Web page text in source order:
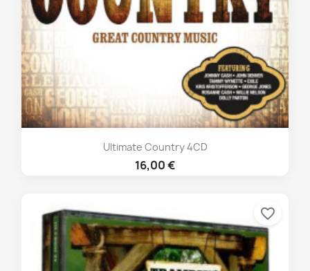
Ultimate Country 4CD
16,00 €
favorite_border